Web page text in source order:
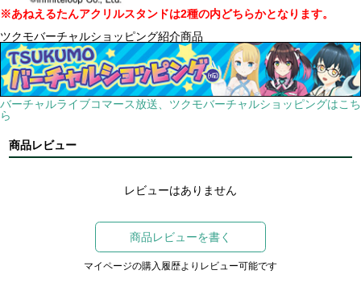
※あねえるたんアクリルスタンドは2種の内どちらかとなります。
ツクモバーチャルショッピング紹介商品
バーチャルライブコマース放送、ツクモバーチャルショッピングはこち
ら
商品レビュー
レビューはありません
商品レビューを書く
マイページの購入履歴よりレビュー可能です